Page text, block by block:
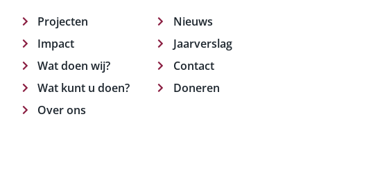
Projecten
Impact
Wat doen wij?
Wat kunt u doen?
Over ons
Nieuws
Jaarverslag
Contact
Doneren